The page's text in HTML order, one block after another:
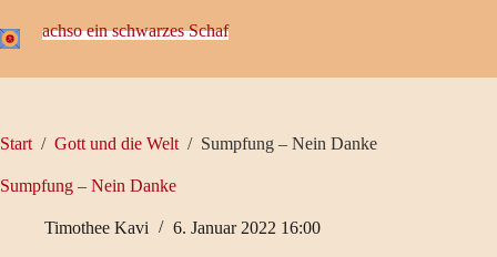
Inhalt
springen
achso ein schwarzes Schaf
Start / Gott und die Welt / Sumpfung – Nein Danke
Sumpfung – Nein Danke
Timothee Kavi 6. Januar 2022 16:00